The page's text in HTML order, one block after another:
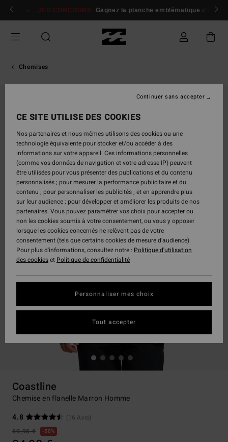
Passer
Se connecter / s'inscrire
JEU CONCOURS Gagnez la planche emblématique d'Andy
Chemises
Coastline
Chemise en flanelle Marron Homme
4.8
(16 Avis)
69,95 €
50%
CE SITE UTILISE DES COOKIES
Nos partenaires et nous-mêmes utilisons des cookies ou une
technologie équivalente pour stocker et/ou accéder à des
informations sur votre appareil. Ces informations personnelles
(comme vos données de navigation et votre adresse IP) peuvent
être utilisées pour vous présenter des publications et du contenu
personnalisés ; pour mesurer la performance publicitaire et du
contenu ; pour personnaliser les publicités ; et en apprendre plus
sur leur audience ; pour développer et améliorer les produits de nos
partenaires. Vous pouvez paramétrer vos choix pour accepter ou
non les cookies soumis à votre consentement, ou vous y opposer
lorsque les cookies concernés ne relèvent pas de votre
consentement (tels que certains cookies de mesure d’audience).
Pour plus d'informations, consultez notre : Politique d'utilisation
des cookieset Politique de confidentialité
Personnaliser mes choix
Continuer sans accepter
Tout accepter